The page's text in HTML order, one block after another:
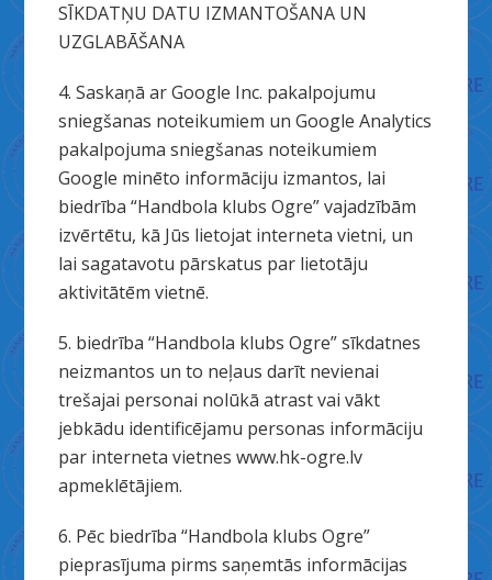
SĪKDATŅU DATU IZMANTOŠANA UN
UZGLABĀŠANA
4. Saskaņā ar Google Inc. pakalpojumu
sniegšanas noteikumiem un Google Analytics
pakalpojuma sniegšanas noteikumiem
Google minēto informāciju izmantos, lai
biedrība “Handbola klubs Ogre” vajadzībām
izvērtētu, kā Jūs lietojat interneta vietni, un
lai sagatavotu pārskatus par lietotāju
aktivitātēm vietnē.
5. biedrība “Handbola klubs Ogre” sīkdatnes
neizmantos un to neļaus darīt nevienai
trešajai personai nolūkā atrast vai vākt
jebkādu identificējamu personas informāciju
par interneta vietnes www.hk-ogre.lv
apmeklētājiem.
6. Pēc biedrība “Handbola klubs Ogre”
pieprasījuma pirms saņemtās informācijas